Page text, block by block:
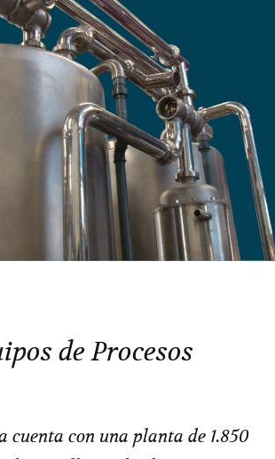
de Procesos
cuenta con una planta de 1.850